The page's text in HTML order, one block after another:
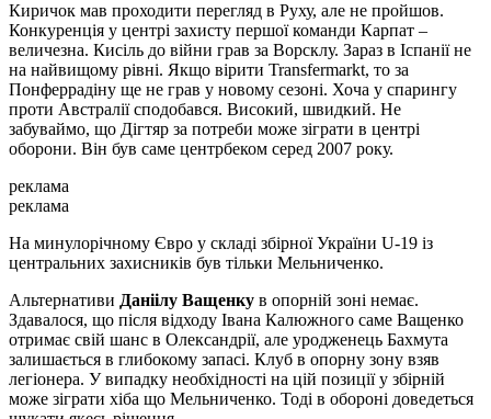
Киричок мав проходити перегляд в Руху, але не пройшов.
Конкуренція у центрі захисту першої команди Карпат –
величезна. Кисіль до війни грав за Ворсклу. Зараз в Іспанії не
на найвищому рівні. Якщо вірити Transfermarkt, то за
Понферрадіну ще не грав у новому сезоні. Хоча у спарингу
проти Австралії сподобався. Високий, швидкий. Не
забуваймо, що Дігтяр за потреби може зіграти в центрі
оборони. Він був саме центрбеком серед 2007 року.
реклама
реклама
На минулорічному Євро у складі збірної України U-19 із
центральних захисників був тільки Мельниченко.
Альтернативи Даніілу Ващенку в опорній зоні немає.
Здавалося, що після відходу Івана Калюжного саме Ващенко
отримає свій шанс в Олександрії, але уродженець Бахмута
залишається в глибокому запасі. Клуб в опорну зону взяв
легіонера. У випадку необхідності на цій позиції у збірній
може зіграти хіба що Мельниченко. Тоді в обороні доведеться